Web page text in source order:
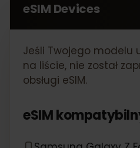
eSIM Devices
Jeśli Twojego modelu
na liście, nie został
obsługi eSIM.
eSIM